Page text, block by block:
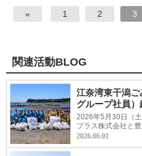
« 1 2 3
関連活動BLOG
江奈湾東干潟
グループ社員）
2026年5月30日（
プラス株式会社と
2026.06.01